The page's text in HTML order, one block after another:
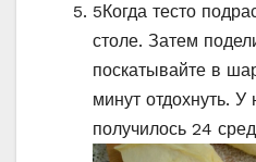
5Когда тесто
столе. Затем
поскатывайте в
минут отдохнуть. У
получилось 24